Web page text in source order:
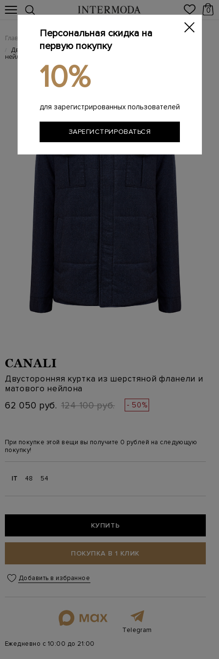
0
Главная Мужчинам / Одежда / Куртки
/ Двусторонняя куртка из шерстяной фланели и матового
нейлона
CANALI
Двусторонняя куртка из шерстяной фланели и
матового нейлона
62 050 руб. 124 100 руб. - 50%
При покупке этой вещи вы получите 0 рублей на следующую
покупку!
IT 48 54
КУПИТЬ
ПОКУПКА В 1 КЛИК
Добавить в избранное
Telegram
Ежедневно с 10:00 до 21:00
Персональная скидка на
первую покупку
10%
для зарегистрированных пользователей
ЗАРЕГИСТРИРОВАТЬСЯ